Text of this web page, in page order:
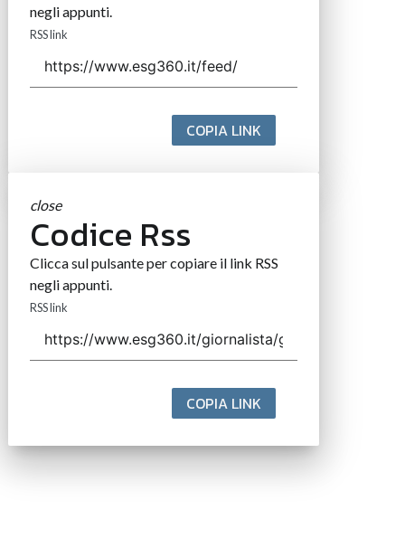
negli appunti.
RSS link
COPIA LINK
close
Codice Rss
Clicca sul pulsante per copiare il link RSS
negli appunti.
RSS link
COPIA LINK